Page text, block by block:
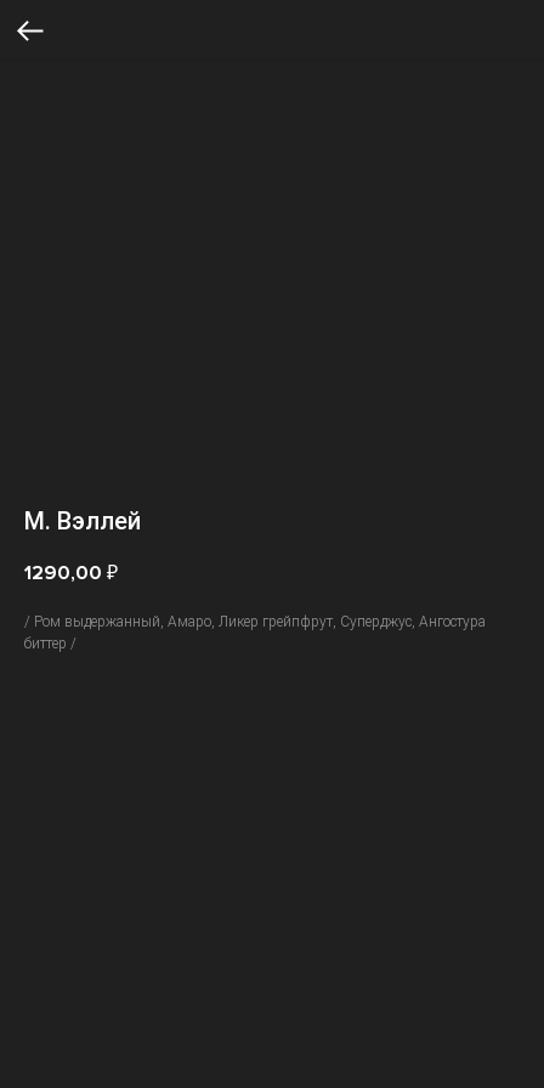
М. Вэллей
1290,00 ₽
/ Ром выдержанный, Амаро, Ликер грейпфрут, Суперджус, Ангостура
биттер /